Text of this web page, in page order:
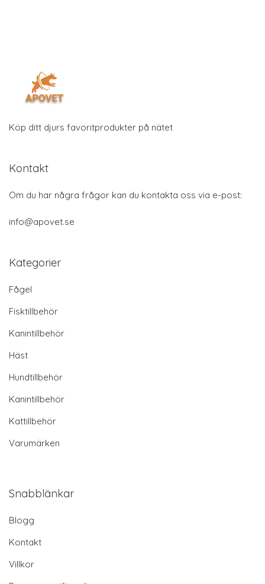
Köp ditt djurs favoritprodukter på nätet
Kontakt
Om du har några frågor kan du kontakta oss via e-post:
info@apovet.se
Kategorier
Fågel
Fisktillbehör
Kanintillbehör
Häst
Hundtillbehör
Kanintillbehör
Kattillbehör
Varumärken
Snabblänkar
Blogg
Kontakt
Villkor